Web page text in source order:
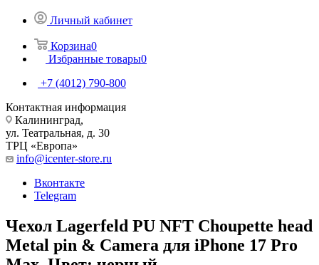
Личный кабинет
Корзина0
Избранные товары0
+7 (4012) 790-800
Контактная информация
Калининград,
ул. Театральная, д. 30
ТРЦ «Европа»
info@icenter-store.ru
Вконтакте
Telegram
Чехол Lagerfeld PU NFT Choupette head
Metal pin & Camera для iPhone 17 Pro